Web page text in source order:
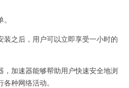
之后，用户可以立即享受一小时的
加速器能够帮助用户快速安全地浏
种网络活动。